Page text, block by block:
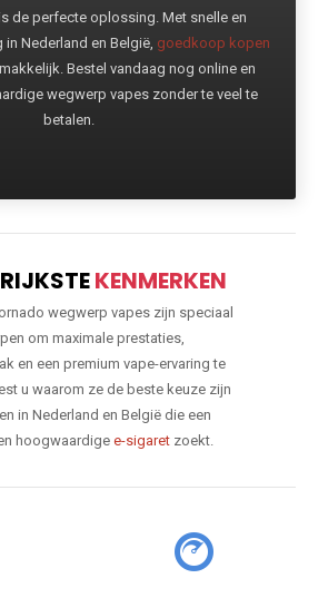
de perfecte oplossing. Met snelle en
in Nederland en België, goedkoop kopen
Bestel vandaag nog online en
wegwerp vapes zonder te veel te
betalen.
KENMERKEN
wegwerp vapes zijn speciaal
om maximale prestaties,
en een premium vape-ervaring te
u waarom ze de beste keuze zijn
in Nederland en België die een
hoogwaardigee-sigaretzoekt.